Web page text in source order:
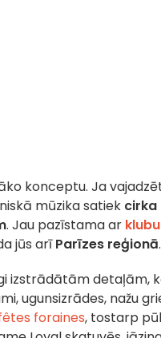
konceptu. Ja
mūzika satiek cirka
. Jau pazīstama ar
jūs arīParīzes reģionā.
izstrādātām detaļām,
ugunsizrādes, nažu
foraines, tostarp